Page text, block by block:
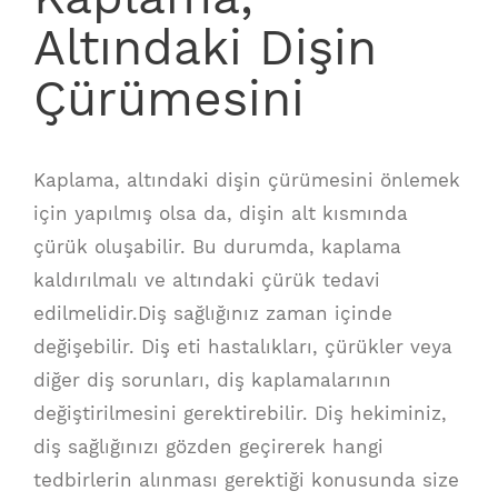
Altındaki Dişin
Çürümesini
Kaplama, altındaki dişin çürümesini önlemek
için yapılmış olsa da, dişin alt kısmında
çürük oluşabilir. Bu durumda, kaplama
kaldırılmalı ve altındaki çürük tedavi
edilmelidir.Diş sağlığınız zaman içinde
değişebilir. Diş eti hastalıkları, çürükler veya
diğer diş sorunları, diş kaplamalarının
değiştirilmesini gerektirebilir. Diş hekiminiz,
diş sağlığınızı gözden geçirerek hangi
tedbirlerin alınması gerektiği konusunda size